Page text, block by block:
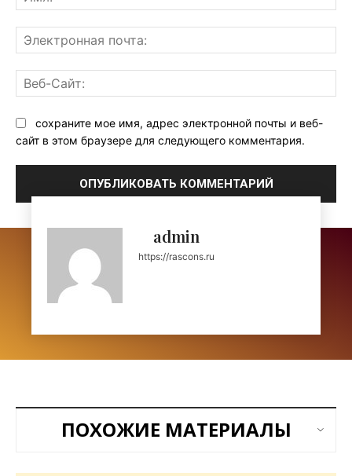
сохраните мое имя, адрес электронной почты и веб-
сайт в этом браузере для следующего комментария.
admin
https://rascons.ru
ПОХОЖИЕ МАТЕРИАЛЫ